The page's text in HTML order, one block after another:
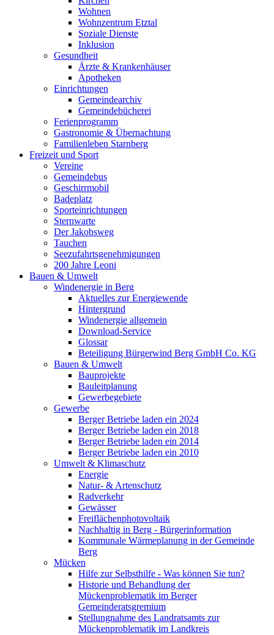
Wohnen
Wohnzentrum Etztal
Soziale Dienste
Inklusion
Gesundheit
Ärzte & Krankenhäuser
Apotheken
Einrichtungen
Gemeindearchiv
Gemeindebücherei
Ferienprogramm
Gastronomie & Übernachtung
Familienleben Starnberg
Freizeit und Sport
Vereine
Gemeindebus
Geschirrmobil
Badeplatz
Sporteinrichtungen
Sternwarte
Der Jakobsweg
Tauchen
Seezufahrtsgenehmigungen
200 Jahre Leoni
Bauen & Umwelt
Windenergie in Berg
Aktuelles zur Energiewende
Hintergrund
Windenergie allgemein
Download-Service
Glossar
Beteiligung Bürgerwind Berg GmbH Co. KG
Bauen & Umwelt
Bauprojekte
Bauleitplanung
Gewerbegebiete
Gewerbe
Berger Betriebe laden ein 2024
Berger Betriebe laden ein 2018
Berger Betriebe laden ein 2014
Berger Betriebe laden ein 2010
Umwelt & Klimaschutz
Energie
Natur- & Artenschutz
Radverkehr
Gewässer
Freiflächenphotovoltaik
Nachhaltig in Berg - Bürgerinformation
Kommunale Wärmeplanung in der Gemeinde
Berg
Mücken
Hilfe zur Selbsthilfe - Was können Sie tun?
Historie und Behandlung der
Mückenproblematik im Berger
Gemeinderatsgremium
Stellungnahme des Landratsamts zur
Mückenproblematik im Landkreis